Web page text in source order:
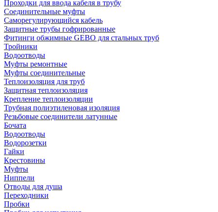
Проходки для ввода кабеля в трубу
Соединительные муфты
Саморегулирующийся кабель
Защитные трубы гофрированные
Фитинги обжимные GEBO для стальных труб
Тройники
Водоотводы
Муфты ремонтные
Муфты соединительные
Теплоизоляция для труб
Защитная теплоизоляция
Крепление теплоизоляции
Трубная полиэтиленовая изоляция
Резьбовые соединители латунные
Бочата
Водоотводы
Водорозетки
Гайки
Крестовины
Муфты
Ниппели
Отводы для душа
Переходники
Пробки